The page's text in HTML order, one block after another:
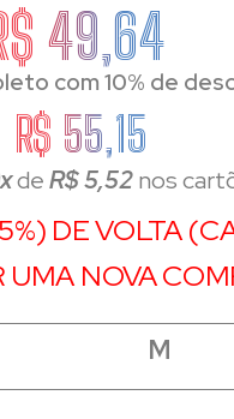
49,64
com 10% de
R$ 55,15
deR$ 5,52nos
DE VOLTA
UMA NOVA
M
M